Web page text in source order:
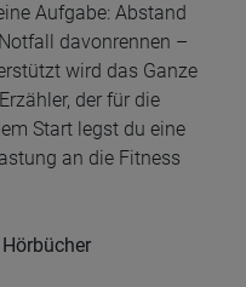
Aufgabe: Abstand
davonrennen –
wird das Ganze
der für die
Start legst du eine
an die Fitness